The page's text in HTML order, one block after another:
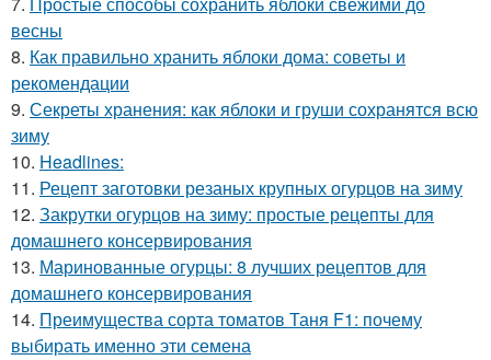
весны
8. Как правильно хранить яблоки дома: советы и
рекомендации
9. Секреты хранения: как яблоки и груши сохранятся всю
зиму
10. Headlines:
11. Рецепт заготовки резаных крупных огурцов на зиму
12. Закрутки огурцов на зиму: простые рецепты для
домашнего консервирования
13. Маринованные огурцы: 8 лучших рецептов для
домашнего консервирования
14. Преимущества сорта томатов Таня F1: почему
выбирать именно эти семена